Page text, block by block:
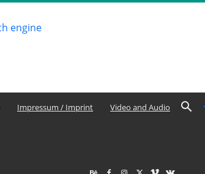
Impressum / Imprint Video and Audio